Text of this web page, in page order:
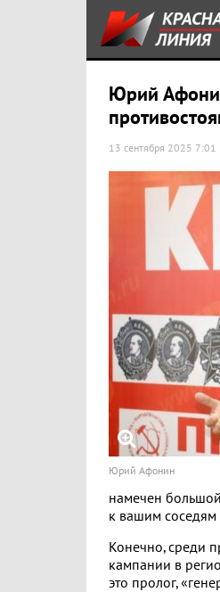
Юрий
13 сентября 2025 7:01
Юрий Афонин
намечен
к вашим соседям
Конечно, среди
кампании в
это пролог,